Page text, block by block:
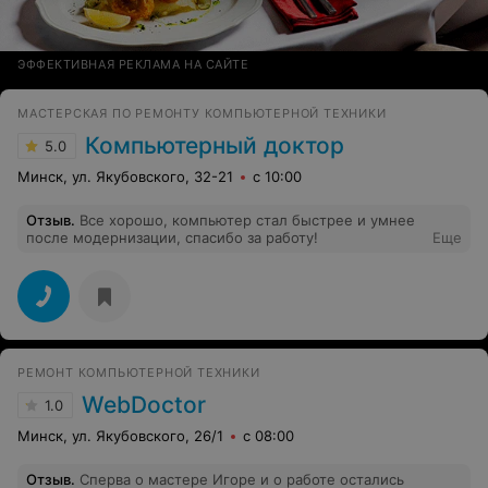
ЭФФЕКТИВНАЯ РЕКЛАМА НА САЙТЕ
МАСТЕРСКАЯ ПО РЕМОНТУ КОМПЬЮТЕРНОЙ ТЕХНИКИ
5.0 Компьютерный доктор
Минск, ул. Якубовского, 32-21 с 10:00
Отзыв. Все хорошо, компьютер стал быстрее и умнее
после модернизации, спасибо за работу!
Еще
РЕМОНТ КОМПЬЮТЕРНОЙ ТЕХНИКИ
1.0 WebDoctor
Минск, ул. Якубовского, 26/1 с 08:00
Отзыв. Сперва о мастере Игоре и о работе остались